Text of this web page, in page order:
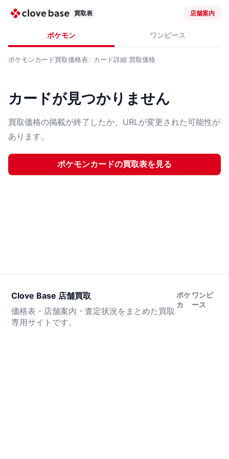
買取表 店舗案内
ポケモン ワンピース
ポケモンカード買取価格表 カード詳細 買取価格
カードが見つかりません
買取価格の掲載が終了したか、URLが変更された可能性が
あります。
ポケモンカードの買取表を見る
Clove Base 店舗買取
価格表・店舗案内・査定状況をまとめた買取
専用サイトです。
ポケ
カ
ワンピ
ース